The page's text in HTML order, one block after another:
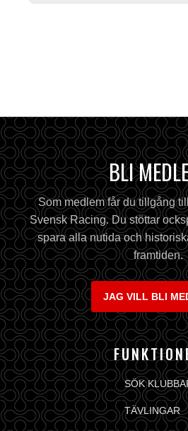
BLI
Som medlem får du tillgång
Svensk Racing. Du stöttar
spara alla nutida och
framtiden.
JAG VILL BLI
SÖK
TÄVLINGAR